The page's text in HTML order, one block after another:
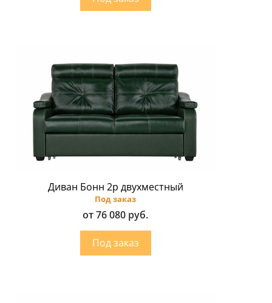
Диван Бонн 2p двухместный
Под заказ
от 76 080 руб.